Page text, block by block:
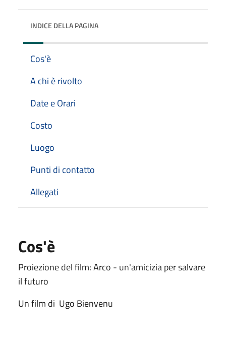
INDICE DELLA PAGINA
Cos'è
A chi è rivolto
Date e Orari
Costo
Luogo
Punti di contatto
Allegati
Cos'è
Proiezione del film: Arco - un'amicizia per salvare
il futuro
Un film di Ugo Bienvenu